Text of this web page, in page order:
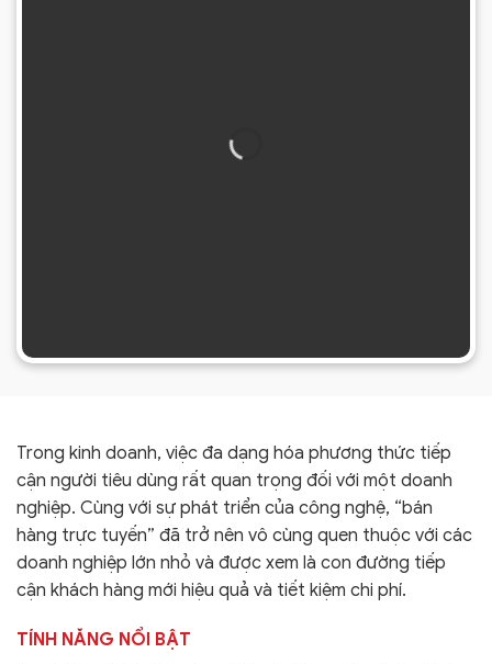
Trong kinh doanh, việc đa dạng hóa phương thức tiếp
cận người tiêu dùng rất quan trọng đối với một doanh
nghiệp. Cùng với sự phát triển của công nghệ, “bán
hàng trực tuyến” đã trở nên vô cùng quen thuộc với các
doanh nghiệp lớn nhỏ và được xem là con đường tiếp
cận khách hàng mới hiệu quả và tiết kiệm chi phí.
TÍNH NĂNG NỔI BẬT